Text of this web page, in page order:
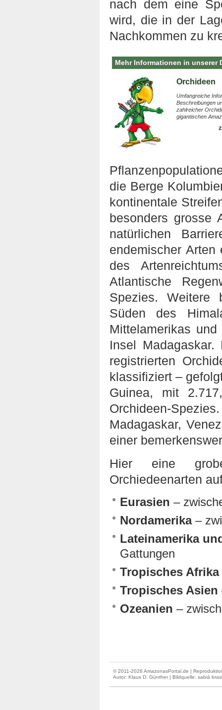
nach dem eine
wird, die in der
Nachkommen zu
Mehr Informationen in unserer
Orchideen
Umfangreiche
Beschreibungen
zahlreicher
gigantischen
die Berge
kontinentale
besonders grosse
natürlichen
endemischer
des
Atlantische
Spezies. Weitere
Süden des
Mittelamerikas
Insel
registrierten
klassifiziert –
Guinea, mit
Orchideen-
Madagaskar,
einer
Hier eine
Orchiedeenarten
Eurasien –
Nordamerika–
Lateinamerika
Gattungen
Tropisches Afrika
Tropisches Asien
Ozeanien –
© 2011-2026 AmazonasPortal.de |
Autor: Klaus D. Günther | Bildquelle: sabiá